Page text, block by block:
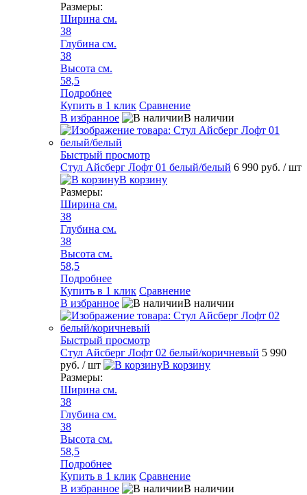
Размеры:
Ширина см.
38
Глубина см.
38
Высота см.
58,5
Подробнее
Купить в 1 клик Сравнение
В избранное
В наличии
Быстрый просмотр
Стул Айсберг Лофт 01 белый/белый 6 990 руб. / шт
В корзину
Размеры:
Ширина см.
38
Глубина см.
38
Высота см.
58,5
Подробнее
Купить в 1 клик Сравнение
В избранное
В наличии
Быстрый просмотр
Стул Айсберг Лофт 02 белый/коричневый 5 990
руб. / шт
В корзину
Размеры:
Ширина см.
38
Глубина см.
38
Высота см.
58,5
Подробнее
Купить в 1 клик Сравнение
В избранное
В наличии